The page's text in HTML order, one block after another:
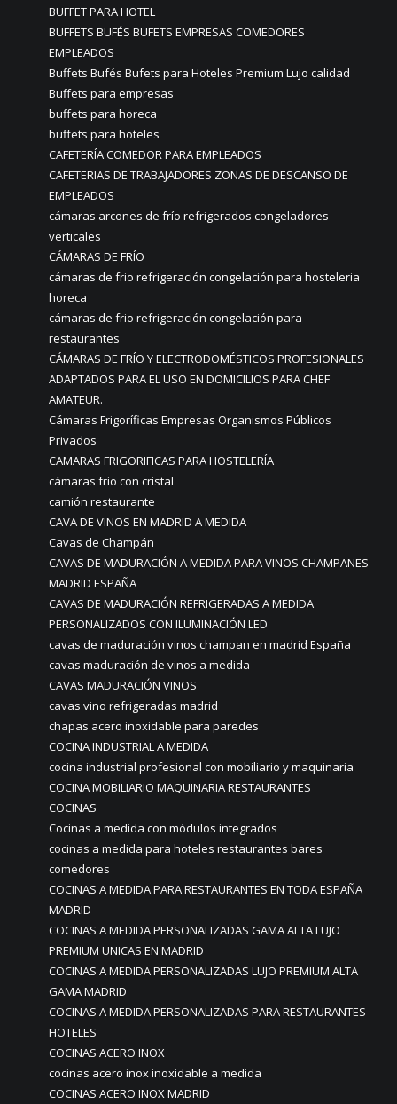
BUFFET PARA HOTEL
BUFFETS BUFÉS BUFETS EMPRESAS COMEDORES
EMPLEADOS
Buffets Bufés Bufets para Hoteles Premium Lujo calidad
Buffets para empresas
buffets para horeca
buffets para hoteles
CAFETERÍA COMEDOR PARA EMPLEADOS
CAFETERIAS DE TRABAJADORES ZONAS DE DESCANSO DE
EMPLEADOS
cámaras arcones de frío refrigerados congeladores
verticales
CÁMARAS DE FRÍO
cámaras de frio refrigeración congelación para hosteleria
horeca
cámaras de frio refrigeración congelación para
restaurantes
CÁMARAS DE FRÍO Y ELECTRODOMÉSTICOS PROFESIONALES
ADAPTADOS PARA EL USO EN DOMICILIOS PARA CHEF
AMATEUR.
Cámaras Frigoríficas Empresas Organismos Públicos
Privados
CAMARAS FRIGORIFICAS PARA HOSTELERÍA
cámaras frio con cristal
camión restaurante
CAVA DE VINOS EN MADRID A MEDIDA
Cavas de Champán
CAVAS DE MADURACIÓN A MEDIDA PARA VINOS CHAMPANES
MADRID ESPAÑA
CAVAS DE MADURACIÓN REFRIGERADAS A MEDIDA
PERSONALIZADOS CON ILUMINACIÓN LED
cavas de maduración vinos champan en madrid España
cavas maduración de vinos a medida
CAVAS MADURACIÓN VINOS
cavas vino refrigeradas madrid
chapas acero inoxidable para paredes
COCINA INDUSTRIAL A MEDIDA
cocina industrial profesional con mobiliario y maquinaria
COCINA MOBILIARIO MAQUINARIA RESTAURANTES
COCINAS
Cocinas a medida con módulos integrados
cocinas a medida para hoteles restaurantes bares
comedores
COCINAS A MEDIDA PARA RESTAURANTES EN TODA ESPAÑA
MADRID
COCINAS A MEDIDA PERSONALIZADAS GAMA ALTA LUJO
PREMIUM UNICAS EN MADRID
COCINAS A MEDIDA PERSONALIZADAS LUJO PREMIUM ALTA
GAMA MADRID
COCINAS A MEDIDA PERSONALIZADAS PARA RESTAURANTES
HOTELES
COCINAS ACERO INOX
cocinas acero inox inoxidable a medida
COCINAS ACERO INOX MADRID